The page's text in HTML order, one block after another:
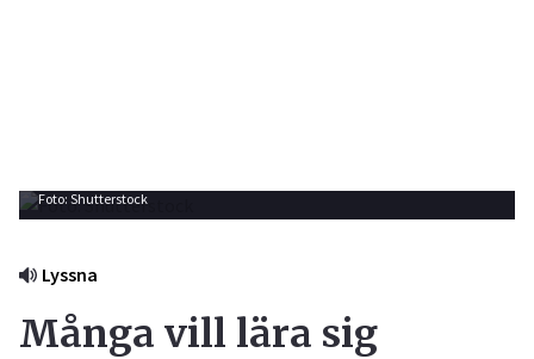
Foto: Shutterstock
Lyssna
Många vill lära sig